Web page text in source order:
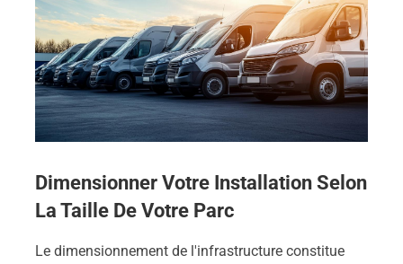
Dimensionner Votre Installation Selon
La Taille De Votre Parc
Le dimensionnement de l'infrastructure constitue